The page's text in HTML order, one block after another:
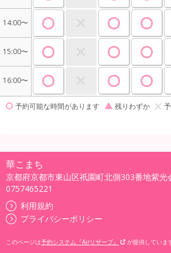
14:00〜
15:00〜
16:00〜
予約可能な時間があります 残りわずか
華こまち
京都府京都市東山区祇園町北側303番地紫光
0757465221
利用規約
プライバシーポリシー
このページは予約システム『Airリザーブ』 が提供していま